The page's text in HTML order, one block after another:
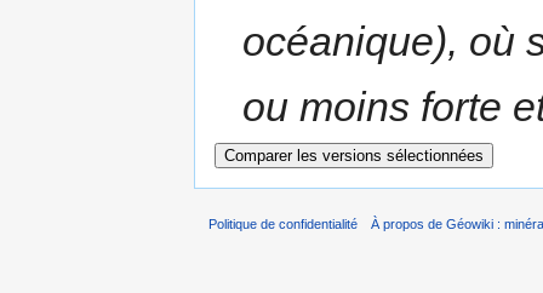
océanique), où
ou moins forte
Politique de confidentialité À propos de Géowiki :